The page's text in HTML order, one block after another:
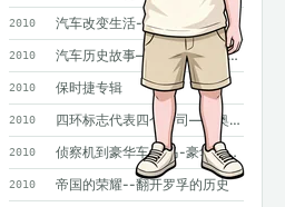
2010 汽车改变生活--汽车发明100年史话
2010 汽车历史故事——MPV风雨20年
2010 保时捷专辑
2010 四环标志代表四个公司——奥迪历史概述
2010 侦察机到豪华车 宝马-豪华背后沧桑曲折
2010 帝国的荣耀--翻开罗孚的历史